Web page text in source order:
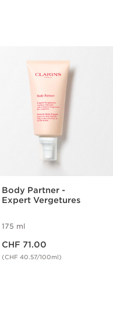
Body Partner -
Expert Vergetures
175 ml
CHF 71.00
(CHF 40.57/100ml)